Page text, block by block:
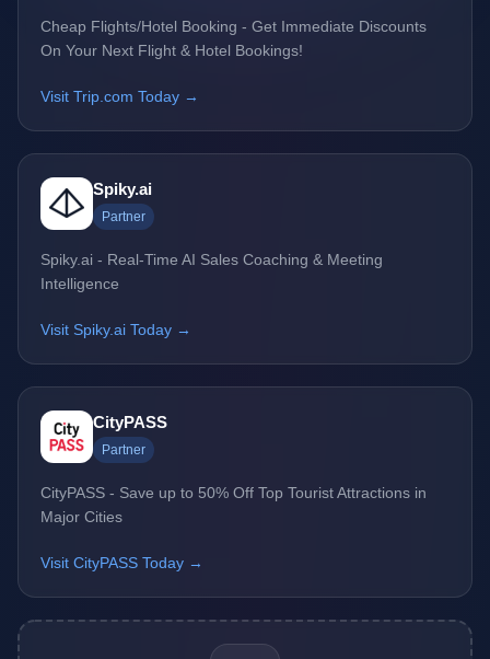
Cheap Flights/Hotel Booking - Get Immediate Discounts
On Your Next Flight & Hotel Bookings!
Visit Trip.com Today →
Spiky.ai
Partner
Spiky.ai - Real-Time AI Sales Coaching & Meeting
Intelligence
Visit Spiky.ai Today →
CityPASS
Partner
CityPASS - Save up to 50% Off Top Tourist Attractions in
Major Cities
Visit CityPASS Today →